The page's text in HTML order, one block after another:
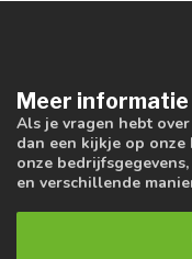
Meer informatie
Als je vragen hebt
dan een kijkje op
onze
en verschillende